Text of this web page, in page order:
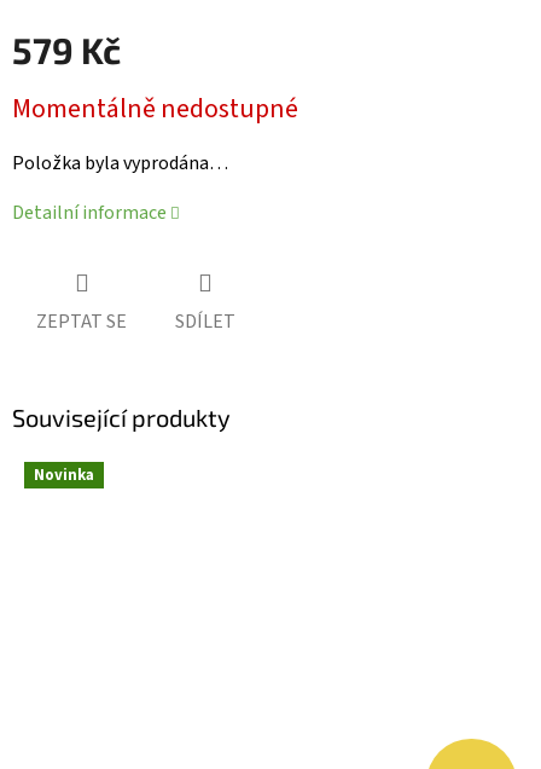
579 Kč
cena:
Momentálně nedostupné
Položka byla vyprodána…
Detailní informace
ZEPTAT SE SDÍLET
Související produkty
Novinka